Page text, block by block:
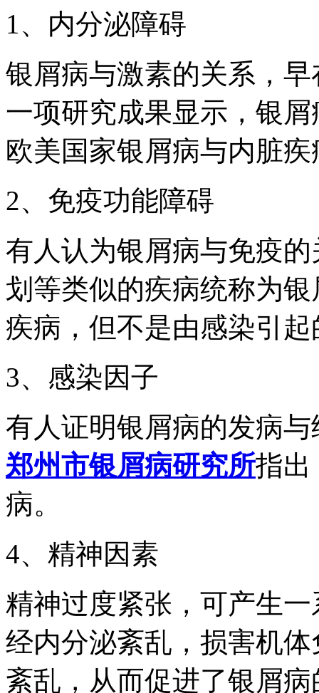
1、内分泌障碍
银屑病与激素的关系，
一项研究成果显示，银
欧美国家银屑病与内脏
2、免疫功能障碍
有人认为银屑病与免疫
划等类似的疾病统称为
疾病，但不是由感染引起
3、感染因子
有人证明银屑病的发病
郑州市银屑病研究所指出
病。
4、精神因素
精神过度紧张，可产生
经内分泌紊乱，损害机
紊乱，从而促进了银屑